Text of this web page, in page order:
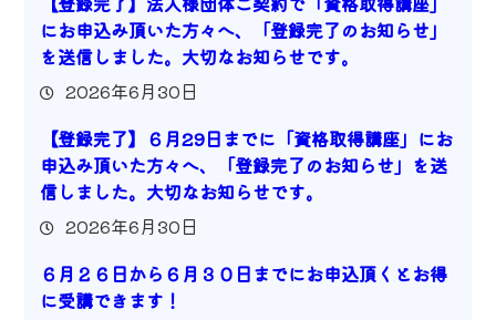
にお申込み頂いた方々へ、「登録完了のお知らせ」
を送信しました。大切なお知らせです。
2026年6月30日
【登録完了】６月29日までに「資格取得講座」にお
申込み頂いた方々へ、「登録完了のお知らせ」を送
信しました。大切なお知らせです。
2026年6月30日
６月２６日から６月３０日までにお申込頂くとお得
に受講できます！